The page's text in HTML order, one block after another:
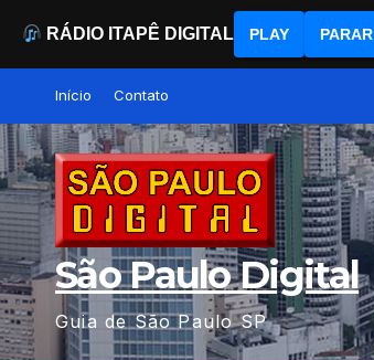
content
Início Contato
São Paulo Digital
Guia de São Paulo SP
RÁDIO ITAPÊ DIGITAL PLAY PARAR